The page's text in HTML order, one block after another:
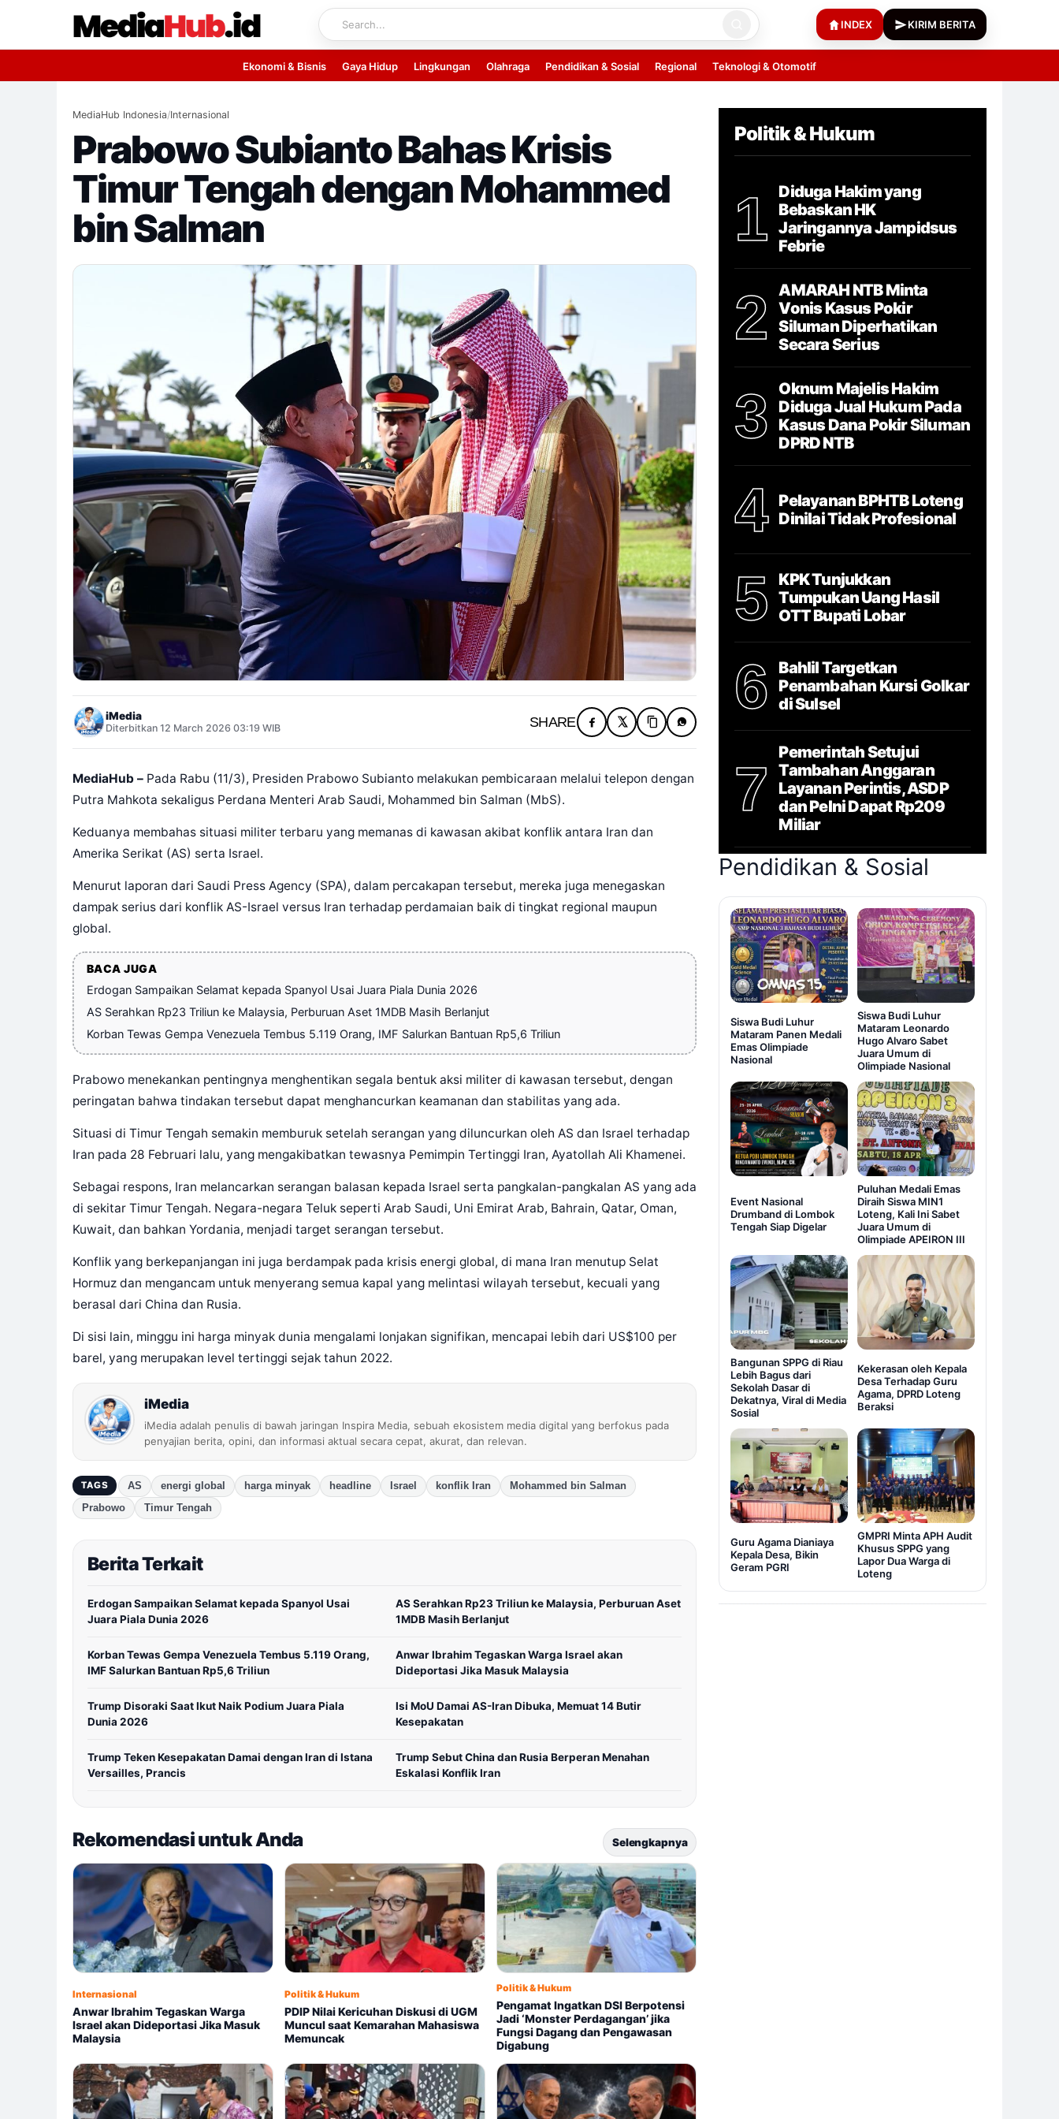
content
INDEX KIRIM BERITA
Ekonomi & Bisnis Gaya Hidup Lingkungan Olahraga Pendidikan & Sosial Regional Teknologi & Otomotif
MediaHub Indonesia/Internasional
Prabowo Subianto Bahas Krisis
Timur Tengah dengan Mohammed
bin Salman
iMedia
Diterbitkan 12 March 2026 03:19 WIB SHARE
MediaHub – Pada Rabu (11/3), Presiden Prabowo Subianto melakukan pembicaraan melalui telepon dengan
Putra Mahkota sekaligus Perdana Menteri Arab Saudi, Mohammed bin Salman (MbS).
Keduanya membahas situasi militer terbaru yang memanas di kawasan akibat konflik antara Iran dan
Amerika Serikat (AS) serta Israel.
Menurut laporan dari Saudi Press Agency (SPA), dalam percakapan tersebut, mereka juga menegaskan
dampak serius dari konflik AS-Israel versus Iran terhadap perdamaian baik di tingkat regional maupun
global.
BACA JUGA
Erdogan Sampaikan Selamat kepada Spanyol Usai Juara Piala Dunia 2026
AS Serahkan Rp23 Triliun ke Malaysia, Perburuan Aset 1MDB Masih Berlanjut
Korban Tewas Gempa Venezuela Tembus 5.119 Orang, IMF Salurkan Bantuan Rp5,6 Triliun
Prabowo menekankan pentingnya menghentikan segala bentuk aksi militer di kawasan tersebut, dengan
peringatan bahwa tindakan tersebut dapat menghancurkan keamanan dan stabilitas yang ada.
Situasi di Timur Tengah semakin memburuk setelah serangan yang diluncurkan oleh AS dan Israel terhadap
Iran pada 28 Februari lalu, yang mengakibatkan tewasnya Pemimpin Tertinggi Iran, Ayatollah Ali Khamenei.
Sebagai respons, Iran melancarkan serangan balasan kepada Israel serta pangkalan-pangkalan AS yang ada
di sekitar Timur Tengah. Negara-negara Teluk seperti Arab Saudi, Uni Emirat Arab, Bahrain, Qatar, Oman,
Kuwait, dan bahkan Yordania, menjadi target serangan tersebut.
Konflik yang berkepanjangan ini juga berdampak pada krisis energi global, di mana Iran menutup Selat
Hormuz dan mengancam untuk menyerang semua kapal yang melintasi wilayah tersebut, kecuali yang
berasal dari China dan Rusia.
Di sisi lain, minggu ini harga minyak dunia mengalami lonjakan signifikan, mencapai lebih dari US$100 per
barel, yang merupakan level tertinggi sejak tahun 2022.
iMedia
iMedia adalah penulis di bawah jaringan Inspira Media, sebuah ekosistem media digital yang berfokus pada
penyajian berita, opini, dan informasi aktual secara cepat, akurat, dan relevan.
TAGS AS energi global harga minyak headline Israel konflik Iran
Mohammed bin Salman
Prabowo
Timur Tengah
Berita Terkait
Erdogan Sampaikan Selamat kepada Spanyol Usai
Juara Piala Dunia 2026
AS Serahkan Rp23 Triliun ke Malaysia, Perburuan Aset
1MDB Masih Berlanjut
Korban Tewas Gempa Venezuela Tembus 5.119 Orang,
IMF Salurkan Bantuan Rp5,6 Triliun
Anwar Ibrahim Tegaskan Warga Israel akan
Dideportasi Jika Masuk Malaysia
Trump Disoraki Saat Ikut Naik Podium Juara Piala
Dunia 2026
Isi MoU Damai AS-Iran Dibuka, Memuat 14 Butir
Kesepakatan
Trump Teken Kesepakatan Damai dengan Iran di Istana
Versailles, Prancis
Trump Sebut China dan Rusia Berperan Menahan
Eskalasi Konflik Iran
Rekomendasi untuk Anda Selengkapnya
Internasional
Anwar Ibrahim Tegaskan Warga
Israel akan Dideportasi Jika Masuk
Malaysia
Politik & Hukum
PDIP Nilai Kericuhan Diskusi di UGM
Muncul saat Kemarahan Mahasiswa
Memuncak
Politik & Hukum
Pengamat Ingatkan DSI Berpotensi
Jadi ‘Monster Perdagangan’ jika
Fungsi Dagang dan Pengawasan
Digabung
Politik & Hukum
1
Diduga Hakim yang
Bebaskan HK
Jaringannya Jampidsus
Febrie
2
AMARAH NTB Minta
Vonis Kasus Pokir
Siluman Diperhatikan
Secara Serius
3
Oknum Majelis Hakim
Diduga Jual Hukum Pada
Kasus Dana Pokir Siluman
DPRD NTB
4
Pelayanan BPHTB Loteng
Dinilai Tidak Profesional
5
KPK Tunjukkan
Tumpukan Uang Hasil
OTT Bupati Lobar
6
Bahlil Targetkan
Penambahan Kursi Golkar
di Sulsel
7
Pemerintah Setujui
Tambahan Anggaran
Layanan Perintis, ASDP
dan Pelni Dapat Rp209
Miliar
Pendidikan & Sosial
Siswa Budi Luhur
Mataram Panen Medali
Emas Olimpiade
Nasional
Siswa Budi Luhur
Mataram Leonardo
Hugo Alvaro Sabet
Juara Umum di
Olimpiade Nasional
Event Nasional
Drumband di Lombok
Tengah Siap Digelar
Puluhan Medali Emas
Diraih Siswa MIN1
Loteng, Kali Ini Sabet
Juara Umum di
Olimpiade APEIRON III
Bangunan SPPG di Riau
Lebih Bagus dari
Sekolah Dasar di
Dekatnya, Viral di Media
Sosial
Kekerasan oleh Kepala
Desa Terhadap Guru
Agama, DPRD Loteng
Beraksi
Guru Agama Dianiaya
Kepala Desa, Bikin
Geram PGRI
GMPRI Minta APH Audit
Khusus SPPG yang
Lapor Dua Warga di
Loteng